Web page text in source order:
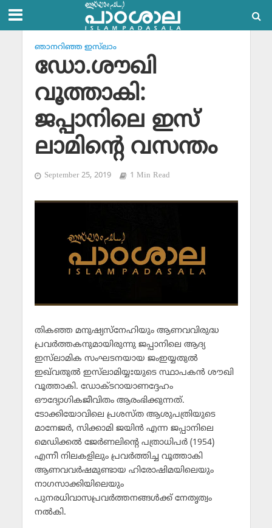
ഞാനറിഞ്ഞ ഇസ്‌ലാം
ഡോ.ശൗഖി
വൂത്താകി:
ജപ്പാനിലെ ഇസ്
ലാമിന്റെ വസന്തം
September 25, 2019 1 Min Read
തികഞ്ഞ മനുഷ്യസ്‌നേഹിയും ആണവവിരുദ്ധ
പ്രവര്‍ത്തകനുമായിരുന്നു ജപ്പാനിലെ ആദ്യ
ഇസ്‌ലാമിക സംഘടനയായ ജംഇയ്യതുല്‍
ഇഖ്‌വതുല്‍ ഇസ്‌ലാമിയ്യഃയുടെ സ്ഥാപകന്‍ ശൗഖി
വൂത്താകി. ഡോക്ടറായാണദ്ദേഹം
ഔദ്യോഗികജീവിതം ആരംഭിക്കുന്നത്.
ടോക്കിയോവിലെ പ്രശസ്ത ആശുപത്രിയുടെ
മാനേജര്‍, സിക്കാമി ജയിന്‍ എന്ന ജപ്പാനിലെ
മെഡിക്കല്‍ ജേര്‍ണലിന്റെ പത്രാധിപര്‍ (1954)
എന്നീ നിലകളിലും പ്രവര്‍ത്തിച്ച വൂത്താകി
ആണവവര്‍ഷമുണ്ടായ ഹിരോഷിമയിലെയും
നാഗസാക്കിയിലെയും
പുനരധിവാസപ്രവര്‍ത്തനങ്ങള്‍ക്ക് നേതൃത്വം
നല്‍കി.